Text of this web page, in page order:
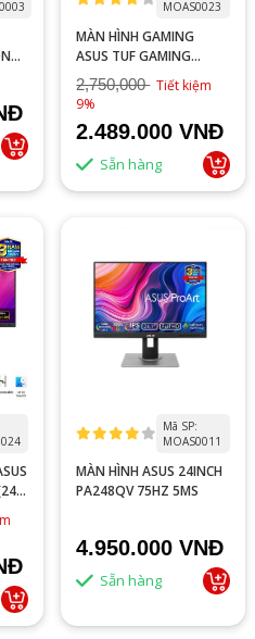
MOAS0023
MÀN HÌNH GAMING
ASUS TUF GAMING
VG249QE5A (23.8 INCH -
FHD - IPS - 146HZ - 1MS
- SPEAKER)
2,750,000 Tiết kiệm
9%
2.489.000 VNĐ
Sẵn hàng
Mã SP:
MOAS0011
MÀN HÌNH ASUS 24INCH
PA248QV 75HZ 5MS
4.950.000 VNĐ
Sẵn hàng